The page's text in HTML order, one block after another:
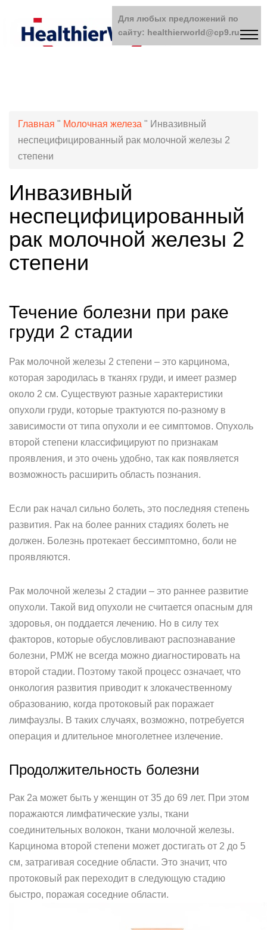
Главная " Молочная железа " Инвазивный
неспецифицированный рак молочной железы 2
степени
Инвазивный
неспецифицированный
рак молочной железы 2
степени
Течение болезни при раке
груди 2 стадии
Рак молочной железы 2 степени – это карцинома,
которая зародилась в тканях груди, и имеет размер
около 2 см. Существуют разные характеристики
опухоли груди, которые трактуются по-разному в
зависимости от типа опухоли и ее симптомов. Опухоль
второй степени классифицируют по признакам
проявления, и это очень удобно, так как появляется
возможность расширить область познания.
Если рак начал сильно болеть, это последняя степень
развития. Рак на более ранних стадиях болеть не
должен. Болезнь протекает бессимптомно, боли не
проявляются.
Рак молочной железы 2 стадии – это раннее развитие
опухоли. Такой вид опухоли не считается опасным для
здоровья, он поддается лечению. Но в силу тех
факторов, которые обусловливают распознавание
болезни, РМЖ не всегда можно диагностировать на
второй стадии. Поэтому такой процесс означает, что
онкология развития приводит к злокачественному
образованию, когда протоковый рак поражает
лимфаузлы. В таких случаях, возможно, потребуется
операция и длительное многолетнее излечение.
Продолжительность болезни
Рак 2а может быть у женщин от 35 до 69 лет. При этом
поражаются лимфатические узлы, ткани
соединительных волокон, ткани молочной железы.
Карцинома второй степени может достигать от 2 до 5
см, затрагивая соседние области. Это значит, что
протоковый рак переходит в следующую стадию
быстро, поражая соседние области.
Для любых предложений по
сайту: healthierworld@cp9.ru